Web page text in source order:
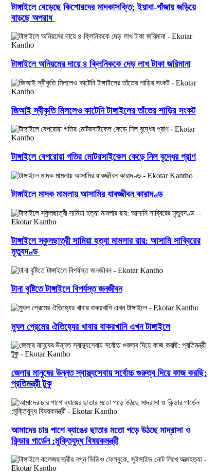
টাঙ্গাইলে বেড়েছে কিশোরদের মাদকাসক্তি; ইয়াবা-গাঁজায় জড়িয়ে
বাড়ছে অপরাধ
টাঙ্গাইলে অনিয়মের দায়ে ৪ ক্লিনিককে দেড় লাখ টাকা জরিমানা
জিআই স্বীকৃতি মিললেও কাটেনি টাঙ্গাইলের তাঁতের শাড়ির সংকট
টাঙ্গাইলে বেপরোয়া গতির মোটরসাইকেল কেড়ে নিল বৃদ্ধের প্রাণ
টাঙ্গাইলে মাদক মামলায় আসামির যাবজ্জীবন কারাদণ্ড
টাঙ্গাইলে স্কুলছাত্রী সামিয়া হত্যা মামলার রায়: আসামি সাব্বিরের
মৃত্যুদণ্ড
টানা বৃষ্টিতে টাঙ্গাইলে বিপর্যস্ত জনজীবন
মুঘল প্রেমের ঐতিহ্যের খাবার বাকরখানি এখন টাঙ্গাইলে
জেলার মানুষের উন্নত স্বাস্থ্যসেবায় সর্বোচ্চ গুরুত্ব দিয়ে কাজ করছি:
প্রতিমন্ত্রী টুকু
আমাদের চার পাশে ব্যাঙের ছাতার মতো গড়ে উঠছে মাদ্রাসা ও
কিন্ডার গার্ডেন :মুক্তিযুদ্ধ বিষয়কমন্ত্রী